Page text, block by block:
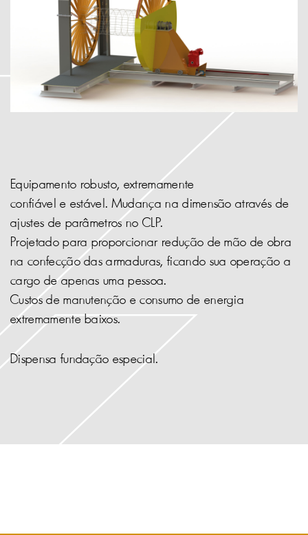
Equipamento robusto, extremamente
confiável e estável. Mudança na dimensão através de
ajustes de parâmetros no CLP.
Projetado para proporcionar redução de mão de obra
na confecção das armaduras, ficando sua operação a
cargo de apenas uma pessoa.
Custos de manutenção e consumo de energia
extremamente baixos.
Dispensa fundação especial.